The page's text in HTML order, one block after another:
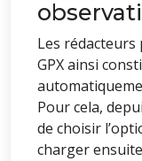
Les
GPX ainsi
Pour cela,
de choisir
charger